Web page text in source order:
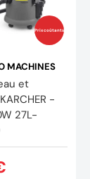
Prix coûtants
MACHINES
et
-
27L-